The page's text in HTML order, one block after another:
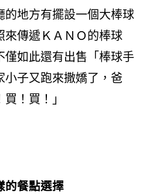
的地方有擺設一個大棒球
來傳遞ＫＡＮＯ的棒球
僅如此還有出售「棒球手
小子又跑來撒嬌了，爸
！買！」
的餐點選擇